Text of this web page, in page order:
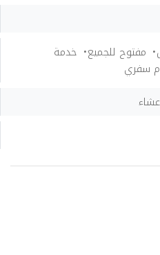
مفتوح للجميع خدمة
سفري
عشاء